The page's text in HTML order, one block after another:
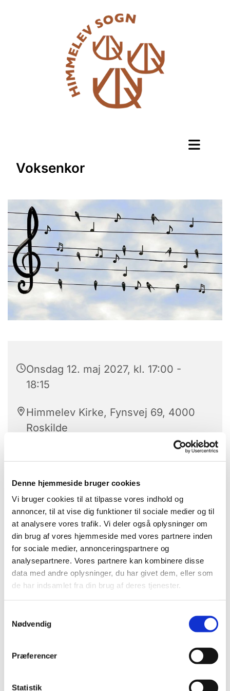
Denne hjemmeside bruger cookies
Vi bruger cookies til at tilpasse vores indhold og
annoncer, til at vise dig funktioner til sociale medier og til
at analysere vores trafik. Vi deler også oplysninger om
din brug af vores hjemmeside med vores partnere inden
for sociale medier, annonceringspartnere og
analysepartnere. Vores partnere kan kombinere disse
data med andre oplysninger, du har givet dem, eller som
de har indsamlet fra din brug af deres tjenester.
Nødvendig
Præferencer
Statistik
Voksenkor
Onsdag 12. maj 2027, kl. 17:00 -
18:15
Himmelev Kirke, Fynsvej 69, 4000
Roskilde
Koret har plads til både mænd og kvinder, og vi
synger såvel verdsligt som kirkeligt repertoire.
Salmer, viser, årstidssange, som regel i tre-
stemmige udgaver.
Vi optræder 3-5 gange årligt. Oftest selvfølgelig i
kirken, men vi er også åbne for at komme ud og
synge for folk i lokalmiljøet!
Tilmelding og information ved korleder Jakob
Lundbak:jakob@himmelevsogn.dkeller 40 26 33